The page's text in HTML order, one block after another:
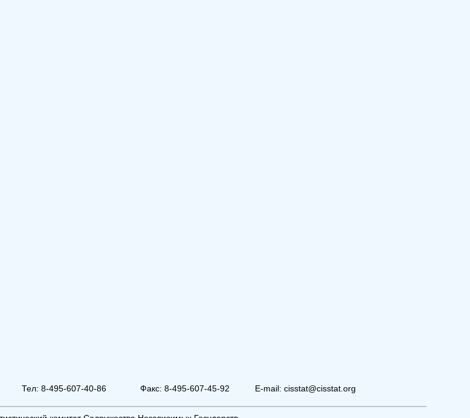
Тел: 8-495-607-40-86 Факс: 8-495-607-45-92 E-mail: cisstat@cisstat.org